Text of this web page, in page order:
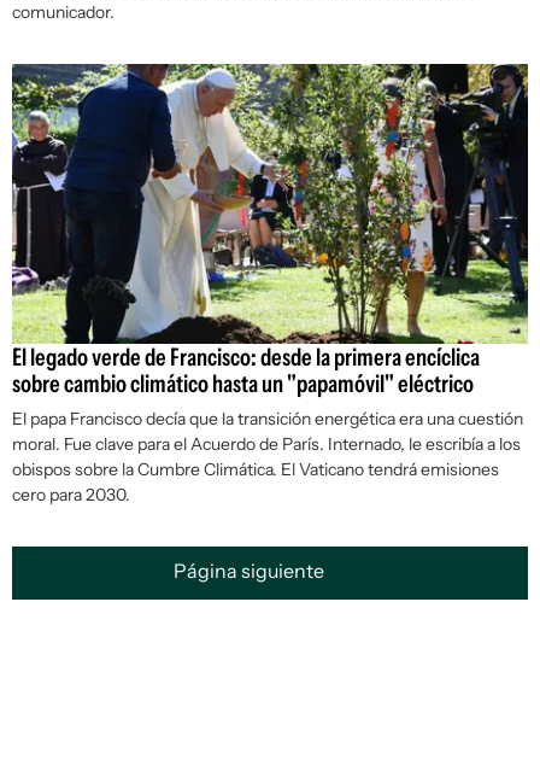
comunicador.
El legado verde de Francisco: desde la primera encíclica
sobre cambio climático hasta un "papamóvil" eléctrico
El papa Francisco decía que la transición energética era una cuestión
moral. Fue clave para el Acuerdo de París. Internado, le escribía a los
obispos sobre la Cumbre Climática. El Vaticano tendrá emisiones
cero para 2030.
Página siguiente